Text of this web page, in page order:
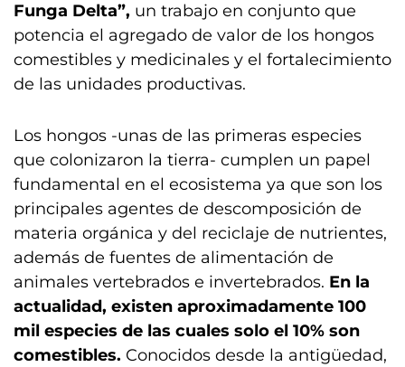
Funga Delta”, un trabajo en conjunto que
potencia el agregado de valor de los hongos
comestibles y medicinales y el fortalecimiento
de las unidades productivas.
Los hongos -unas de las primeras especies
que colonizaron la tierra- cumplen un papel
fundamental en el ecosistema ya que son los
principales agentes de descomposición de
materia orgánica y del reciclaje de nutrientes,
además de fuentes de alimentación de
animales vertebrados e invertebrados. En la
actualidad, existen aproximadamente 100
mil especies de las cuales solo el 10% son
comestibles. Conocidos desde la antigüedad,